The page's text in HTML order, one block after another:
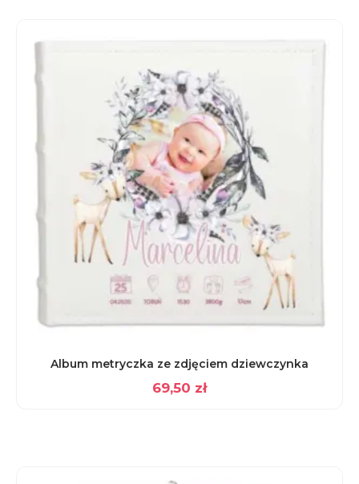
Album metryczka ze zdjęciem dziewczynka
69,50 zł